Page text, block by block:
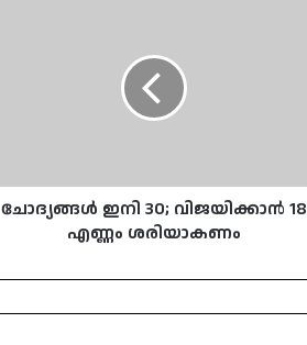
ചോദ്യങ്ങൾ ഇനി 30; വിജയിക്കാൻ 18
എണ്ണം ശരിയാകണം